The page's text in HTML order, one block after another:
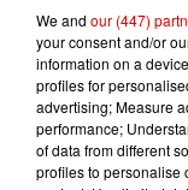
We and our (447)
your consent and/or
information on a
profiles for
advertising; Measure
performance;
of data from different
profiles to personalise